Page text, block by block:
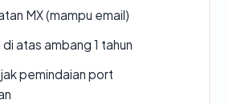
MX (mampu email)
atas ambang 1 tahun
pemindaian port